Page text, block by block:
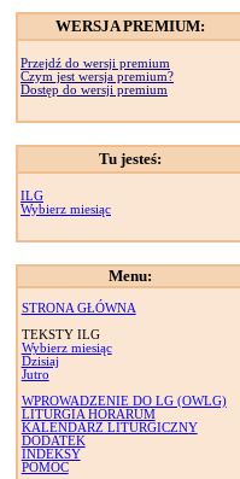
WERSJA PREMIUM:
Przejdź do wersji premium
Czym jest wersja premium?
Dostęp do wersji premium
Tu jesteś:
ILG
Wybierz miesiąc
Menu:
STRONA GŁÓWNA
TEKSTY ILG
Wybierz miesiąc
Dzisiaj
Jutro
WPROWADZENIE DO LG (OWLG)
LITURGIA HORARUM
KALENDARZ LITURGICZNY
DODATEK
INDEKSY
POMOC